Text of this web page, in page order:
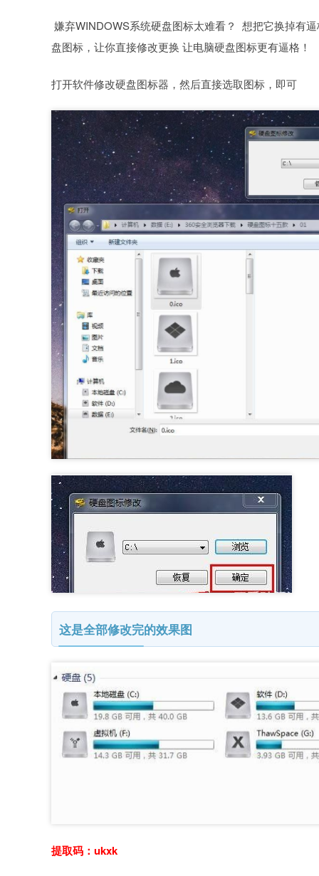
嫌弃WINDOWS系统硬盘图标太难看？ 想把它换掉有
盘图标，让你直接修改更换 让电脑硬盘图标更有逼格！
打开软件修改硬盘图标器，然后直接选取图标，即可
这是全部修改完的效果图
提取码：ukxk